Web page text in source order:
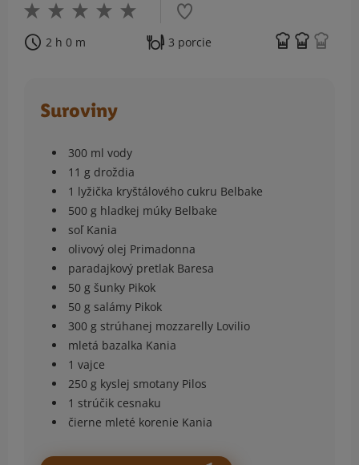
2 h 0 m 3 porcie
Suroviny
300 ml vody
11 g droždia
1 lyžička kryštálového cukru Belbake
500 g hladkej múky Belbake
soľ Kania
olivový olej Primadonna
paradajkový pretlak Baresa
50 g šunky Pikok
50 g salámy Pikok
300 g strúhanej mozzarelly Lovilio
mletá bazalka Kania
1 vajce
250 g kyslej smotany Pilos
1 strúčik cesnaku
čierne mleté korenie Kania